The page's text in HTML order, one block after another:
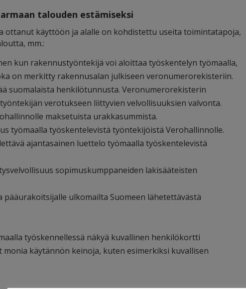
talouden estämiseksi
ottanut käyttöön ja alalle on kohdistettu useita toimintatapoja,
mm.:
kun rakennustyöntekijä voi aloittaa työskentelyn työmaalla,
on merkitty rakennusalan julkiseen veronumerorekisteriin.
suomalaista henkilötunnusta. Veronumerorekisterin
verotukseen liittyvien velvollisuuksien valvonta.
maksetuista urakkasummista.
työmaalla työskentelevistä työntekijöistä Verohallinnolle.
ajantasainen luettelo työmaalla työskentelevistä
sopimuskumppaneiden lakisääteisten
pääurakoitsijalle ulkomailta Suomeen lähetettävästä
työskennellessä näkyä kuvallinen henkilökortti
käytännön keinoja, kuten esimerkiksi kuvallisen